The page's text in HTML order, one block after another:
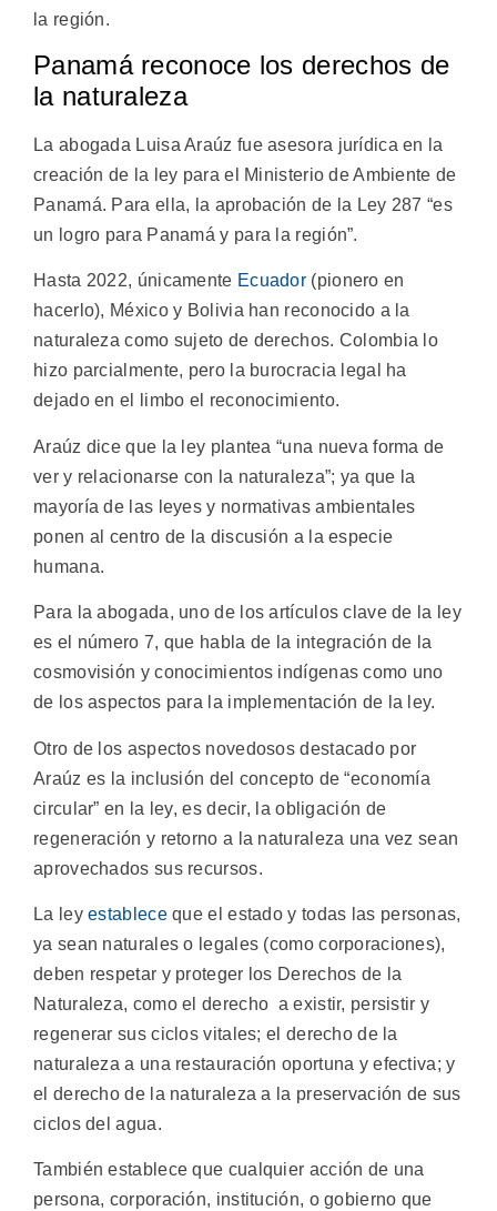
la región.
Panamá reconoce los derechos de
la naturaleza
La abogada Luisa Araúz fue asesora jurídica en la
creación de la ley para el Ministerio de Ambiente de
Panamá. Para ella, la aprobación de la Ley 287 “es
un logro para Panamá y para la región”.
Hasta 2022, únicamente Ecuador (pionero en
hacerlo), México y Bolivia han reconocido a la
naturaleza como sujeto de derechos. Colombia lo
hizo parcialmente, pero la burocracia legal ha
dejado en el limbo el reconocimiento.
Araúz dice que la ley plantea “una nueva forma de
ver y relacionarse con la naturaleza”; ya que la
mayoría de las leyes y normativas ambientales
ponen al centro de la discusión a la especie
humana.
Para la abogada, uno de los artículos clave de la ley
es el número 7, que habla de la integración de la
cosmovisión y conocimientos indígenas como uno
de los aspectos para la implementación de la ley.
Otro de los aspectos novedosos destacado por
Araúz es la inclusión del concepto de “economía
circular” en la ley, es decir, la obligación de
regeneración y retorno a la naturaleza una vez sean
aprovechados sus recursos.
La leyestableceque el estado y todas las personas,
ya sean naturales o legales (como corporaciones),
deben respetar y proteger los Derechos de la
Naturaleza, como el derecho a existir, persistir y
regenerar sus ciclos vitales; el derecho de la
naturaleza a una restauración oportuna y efectiva; y
el derecho de la naturaleza a la preservación de sus
ciclos del agua.
También establece que cualquier acción de una
persona, corporación, institución, o gobierno que